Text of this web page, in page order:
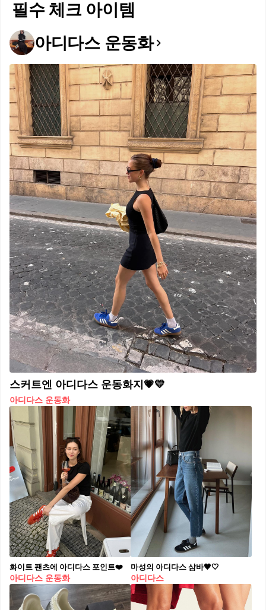
필수 체크 아이템
아디다스 운동화
스커트엔 아디다스 운동화지💗💛
아디다스 운동화
화이트 팬츠에 아디다스 포인트❤️
아디다스 운동화
마성의 아디다스 삼바🖤🤍
아디다스